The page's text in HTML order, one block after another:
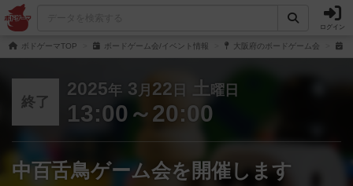
ログイン
ボドゲーマTOP ボードゲーム会/イベント情報 大阪府のボードゲーム会
終了
2025年 3 月 22 日 土曜日
13:00～20:00
中百舌鳥ゲーム会を開催します